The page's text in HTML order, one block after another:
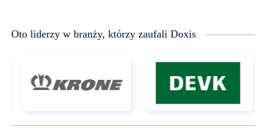
Oto liderzy w branży, którzy zaufali Doxis